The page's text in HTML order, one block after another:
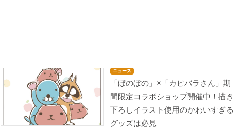
ニュース
「ぼのぼの」×「カピバラさん」期
間限定コラボショップ開催中！描き
下ろしイラスト使用のかわいすぎる
グッズは必見